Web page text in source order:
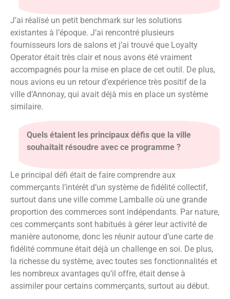
J’ai réalisé un petit benchmark sur les solutions
existantes à l’époque. J’ai rencontré plusieurs
fournisseurs lors de salons et j’ai trouvé que Loyalty
Operator était très clair et nous avons été vraiment
accompagnés pour la mise en place de cet outil. De plus,
nous avions eu un retour d’expérience très positif de la
ville d’Annonay, qui avait déjà mis en place un système
similaire.
Quels étaient les principaux défis que la ville
souhaitait résoudre avec ce programme ?
Le principal défi était de faire comprendre aux
commerçants l’intérêt d’un système de fidélité collectif,
surtout dans une ville comme Lamballe où une grande
proportion des commerces sont indépendants. Par nature,
ces commerçants sont habitués à gérer leur activité de
manière autonome, donc les réunir autour d’une carte de
fidélité commune était déjà un challenge en soi. De plus,
la richesse du système, avec toutes ses fonctionnalités et
les nombreux avantages qu’il offre, était dense à
assimiler pour certains commerçants, surtout au début.